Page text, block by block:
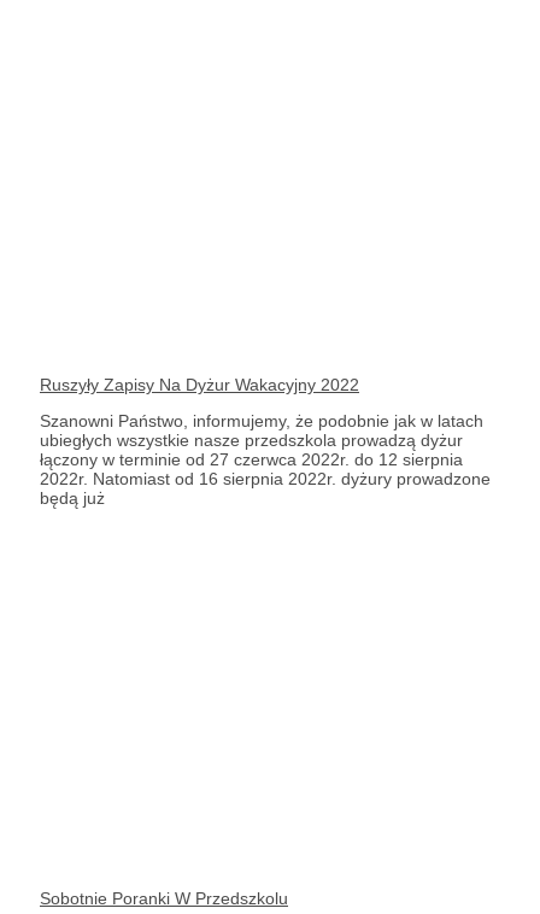
Ruszyły Zapisy Na Dyżur Wakacyjny 2022
Szanowni Państwo, informujemy, że podobnie jak w latach
ubiegłych wszystkie nasze przedszkola prowadzą dyżur
łączony w terminie od 27 czerwca 2022r. do 12 sierpnia
2022r. Natomiast od 16 sierpnia 2022r. dyżury prowadzone
będą już
Sobotnie Poranki W Przedszkolu